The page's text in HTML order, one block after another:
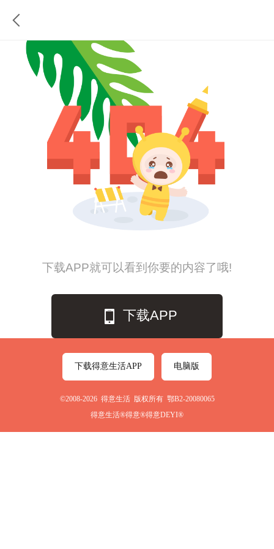
下载APP就可以看到你要的内容了哦!
下载APP
下载得意生活APP 电脑版
©2008-2026 得意生活 版权所有 鄂B2-20080065
得意生活®得意®得意DEYI®